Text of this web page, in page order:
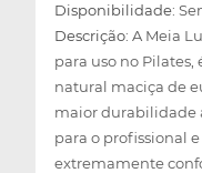
Disponibilidade:
Descrição: A Meia
para uso no
natural maciça de
maior durabilidade
para o profissional
extremamente